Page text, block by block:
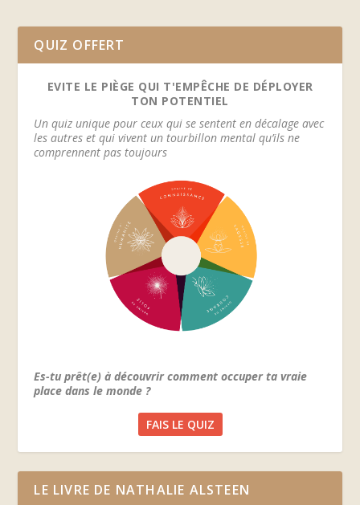
QUIZ OFFERT
EVITE LE PIÈGE QUI T'EMPÊCHE DE DÉPLOYER
TON POTENTIEL
Un quiz unique pour ceux qui se sentent en décalage avec
les autres et qui vivent un tourbillon mental qu’ils ne
comprennent pas toujours
Es-tu prêt(e) à découvrir comment occuper ta vraie
place dans le monde ?
FAIS LE QUIZ
LE LIVRE DE NATHALIE ALSTEEN